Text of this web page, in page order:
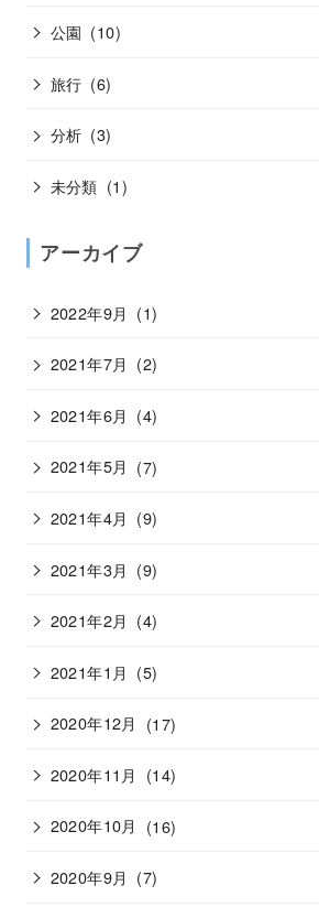
公園 (10)
旅行 (6)
分析 (3)
未分類 (1)
アーカイブ
2022年9月 (1)
2021年7月 (2)
2021年6月 (4)
2021年5月 (7)
2021年4月 (9)
2021年3月 (9)
2021年2月 (4)
2021年1月 (5)
2020年12月 (17)
2020年11月 (14)
2020年10月 (16)
2020年9月 (7)